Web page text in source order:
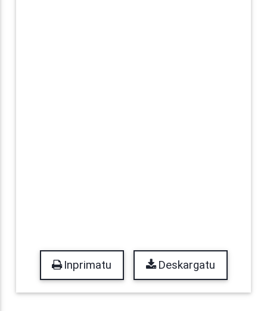
Inprimatu Deskargatu